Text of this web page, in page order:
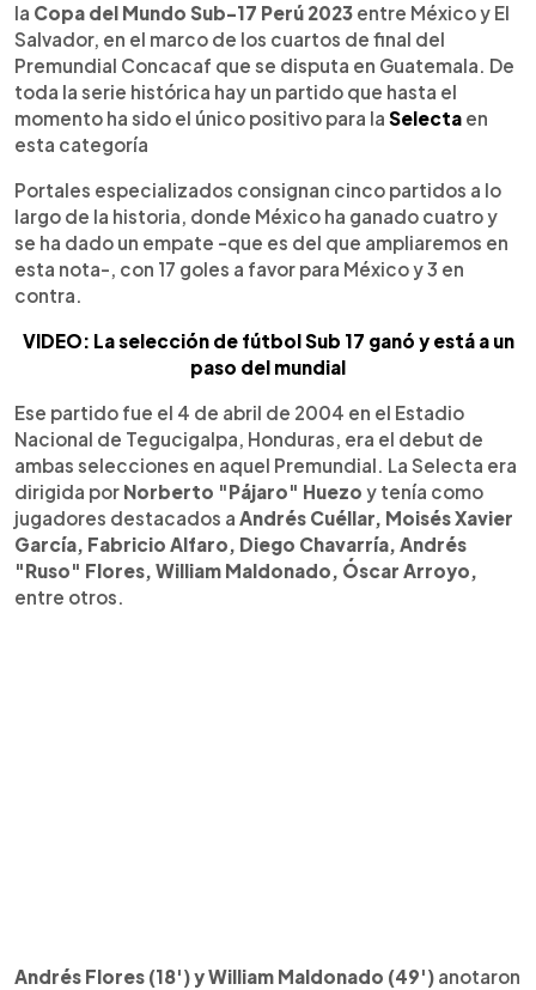
la Copa del Mundo Sub-17 Perú 2023 entre México y El
Salvador, en el marco de los cuartos de final del
Premundial Concacaf que se disputa en Guatemala. De
toda la serie histórica hay un partido que hasta el
momento ha sido el único positivo para la Selecta en
esta categoría
Portales especializados consignan cinco partidos a lo
largo de la historia, donde México ha ganado cuatro y
se ha dado un empate -que es del que ampliaremos en
esta nota-, con 17 goles a favor para México y 3 en
contra.
VIDEO: La selección de fútbol Sub 17 ganó y está a un
paso del mundial
Ese partido fue el 4 de abril de 2004 en el Estadio
Nacional de Tegucigalpa, Honduras, era el debut de
ambas selecciones en aquel Premundial. La Selecta era
dirigida por Norberto "Pájaro" Huezo y tenía como
jugadores destacados a Andrés Cuéllar, Moisés Xavier
García, Fabricio Alfaro, Diego Chavarría, Andrés
"Ruso" Flores, William Maldonado, Óscar Arroyo,
entre otros.
Andrés Flores (18') y William Maldonado (49') anotaron